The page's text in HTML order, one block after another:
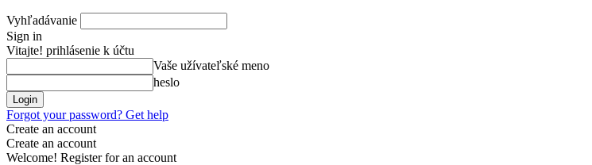
Vyhľadávanie
Sign in
Vitajte! prihlásenie k účtu
Vaše užívateľské meno
heslo
Forgot your password? Get help
Create an account
Create an account
Welcome! Register for an account